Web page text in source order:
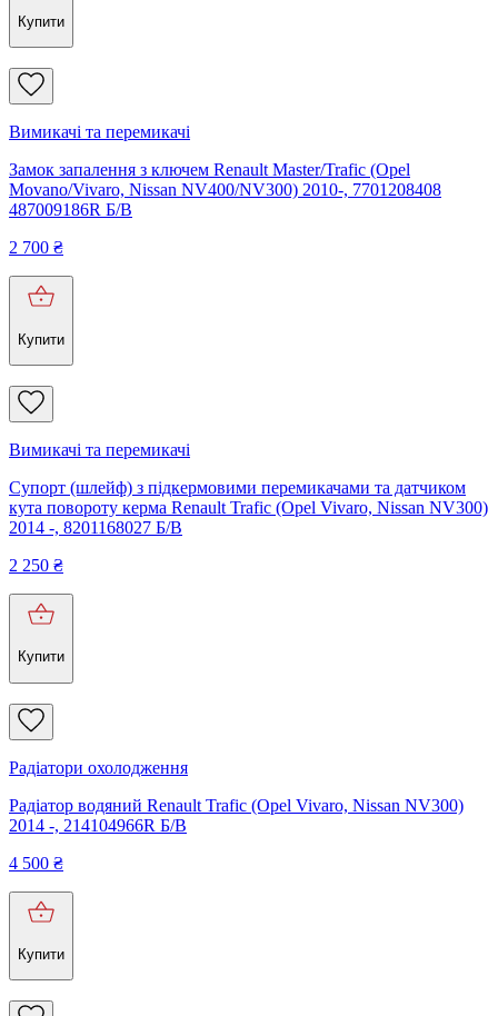
Купити
Вимикачі та перемикачі
Замок запалення з ключем Renault Master/Trafic (Opel
Movano/Vivaro, Nissan NV400/NV300) 2010-, 7701208408
487009186R Б/В
2 700 ₴
Купити
Вимикачі та перемикачі
Супорт (шлейф) з підкермовими перемикачами та датчиком
кута повороту керма Renault Trafic (Opel Vivaro, Nissan NV300)
2014 -, 8201168027 Б/В
2 250 ₴
Купити
Радіатори охолодження
Радіатор водяний Renault Trafic (Opel Vivaro, Nissan NV300)
2014 -, 214104966R Б/В
4 500 ₴
Купити